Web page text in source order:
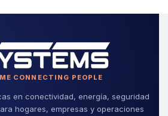
CONNECTING PEOPLE
en conectividad, energía, seguridad
hogares, empresas y operaciones